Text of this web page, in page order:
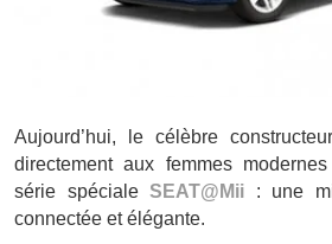
Aujourd’hui, le célèbre
directement aux femmes
série spécialeSEAT@Mii : une
connectée et élégante.